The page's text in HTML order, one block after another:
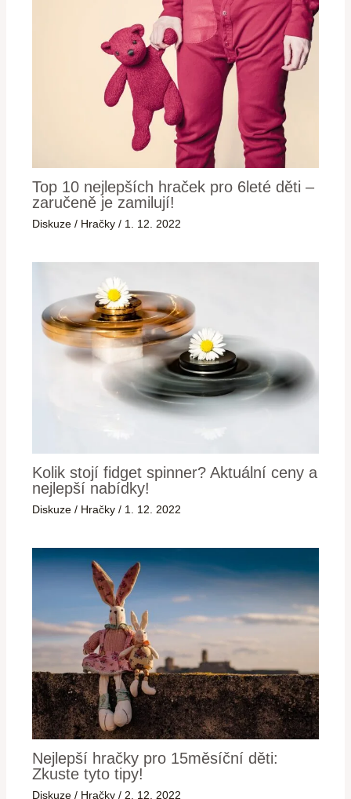
Top 10 nejlepších hraček pro 6leté děti –
zaručeně je zamilují!
Diskuze / Hračky / 1. 12. 2022
Kolik stojí fidget spinner? Aktuální ceny a
nejlepší nabídky!
Diskuze / Hračky / 1. 12. 2022
Nejlepší hračky pro 15měsíční děti:
Zkuste tyto tipy!
Diskuze / Hračky / 2. 12. 2022